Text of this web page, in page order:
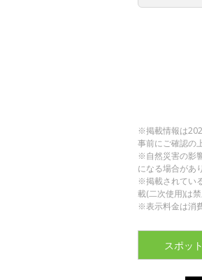
※掲載情報は
事前にご確認の
※自然災害の影
になる場合があ
※掲載されてい
載(二次使用)は禁
※表示料金は消
スポッ